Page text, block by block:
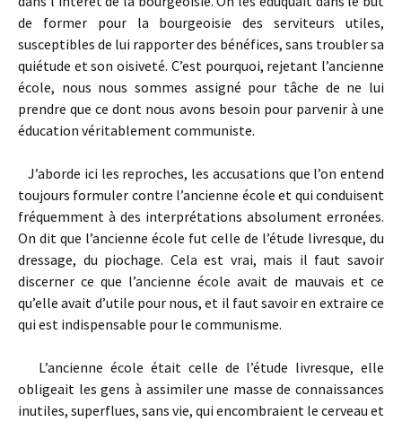
de former pour la bourgeoisie des serviteurs utiles,
susceptibles de lui rapporter des bénéfices, sans troubler sa
quiétude et son oisiveté. C’est pourquoi, rejetant l’ancienne
école, nous nous sommes assigné pour tâche de ne lui
prendre que ce dont nous avons besoin pour parvenir à une
éducation véritablement communiste.
J’aborde ici les reproches, les accusations que l’on entend
toujours formuler contre l’ancienne école et qui conduisent
fréquemment à des interprétations absolument erronées.
On dit que l’ancienne école fut celle de l’étude livresque, du
dressage, du piochage. Cela est vrai, mais il faut savoir
discerner ce que l’ancienne école avait de mauvais et ce
qu’elle avait d’utile pour nous, et il faut savoir en extraire ce
qui est indispensable pour le communisme.
L’ancienne école était celle de l’étude livresque, elle
obligeait les gens à assimiler une masse de connaissances
inutiles, superflues, sans vie, qui encombraient le cerveau et